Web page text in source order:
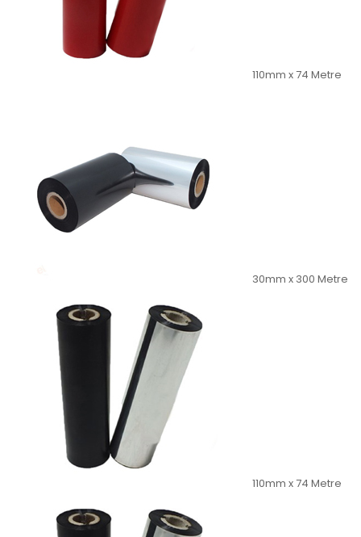
110mm x 74 Metre
30mm x 300 Metre
110mm x 74 Metre